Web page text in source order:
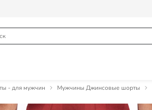
- для мужчин Мужчины Джинсовые шорты